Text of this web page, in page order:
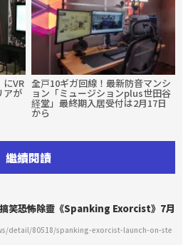
にVR
アが
全戸10ギガ回線！最新防音マンシ
ョン「ミュージションplus世田谷
経堂」最終期入居受付は2月17日
から
繼續閱讀
笑恐怖除靈《Spanking Exorcist》7月
detail/80518/spanking-exorcist-launch-on-ste